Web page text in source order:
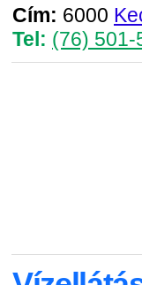
Cím: 6000
Tel: (76) 501-